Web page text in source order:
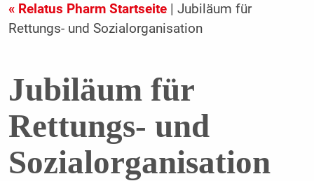
« Relatus Pharm Startseite| Jubiläum für
Rettungs- und Sozialorganisation
Jubiläum für
Rettungs- und
Sozialorganisation